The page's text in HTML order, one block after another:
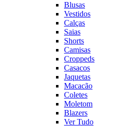
Blusas
Vestidos
Calças
Saias
Shorts
Camisas
Croppeds
Casacos
Jaquetas
Macacão
Coletes
Moletom
Blazers
Ver Tudo